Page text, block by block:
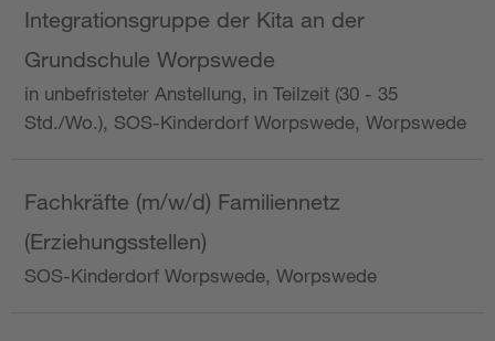
Integrationsgruppe der Kita an der
Grundschule Worpswede
in unbefristeter Anstellung, in Teilzeit (30 - 35
Std./Wo.), SOS-Kinderdorf Worpswede, Worpswede
Fachkräfte (m/w/d) Familiennetz
(Erziehungsstellen)
SOS-Kinderdorf Worpswede, Worpswede